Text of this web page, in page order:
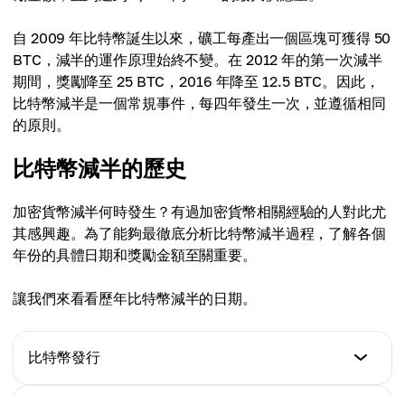
自 2009 年比特幣誕生以來，礦工每產出一個區塊可獲得 50
BTC，減半的運作原理始終不變。在 2012 年的第一次減半
期間，獎勵降至 25 BTC，2016 年降至 12.5 BTC。因此，
比特幣減半是一個常規事件，每四年發生一次，並遵循相同
的原則。
比特幣減半的歷史
加密貨幣減半何時發生？有過加密貨幣相關經驗的人對此尤
其感興趣。為了能夠最徹底分析比特幣減半過程，了解各個
年份的具體日期和獎勵金額至關重要。
讓我們來看看歷年比特幣減半的日期。
比特幣發行